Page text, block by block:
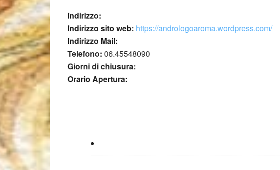
Indirizzo:
Indirizzo sito web: https://andrologoaroma.wordpress.com/
Indirizzo Mail:
Telefono: 06.45548090
Giorni di chiusura:
Orario Apertura: